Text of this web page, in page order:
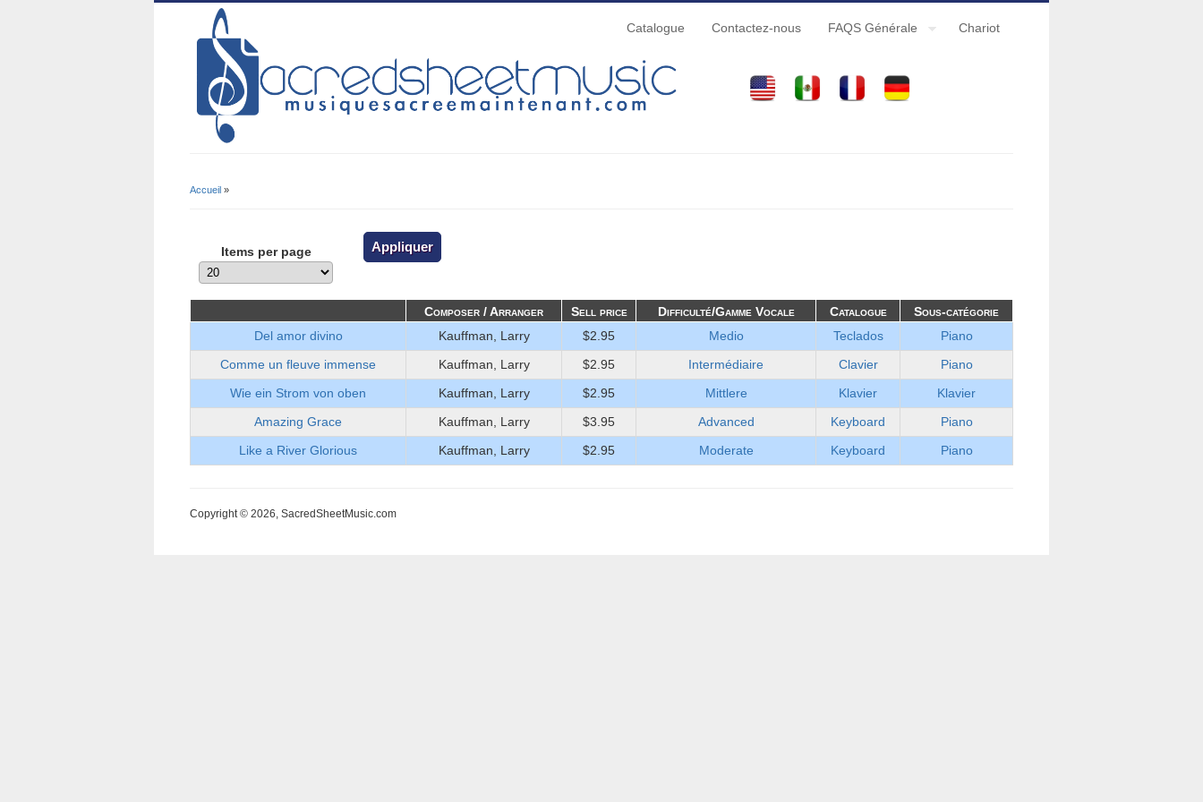
Catalogue Contactez-nous FAQS Générale Chariot
Accueil »
Items per page
Composer / Arranger Sell price Difficulté/Gamme Vocale Catalogue
Sous-catégorie
Del amor divino
Kauffman, Larry $2.95 Medio Teclados
Piano
Comme un fleuve immense
Kauffman, Larry $2.95 Intermédiaire Clavier
Piano
Wie ein Strom von oben
Kauffman, Larry $2.95 Mittlere Klavier
Klavier
Amazing Grace
Kauffman, Larry $3.95 Advanced Keyboard
Piano
Like a River Glorious
Kauffman, Larry $2.95 Moderate Keyboard Piano
Copyright © 2026, SacredSheetMusic.com